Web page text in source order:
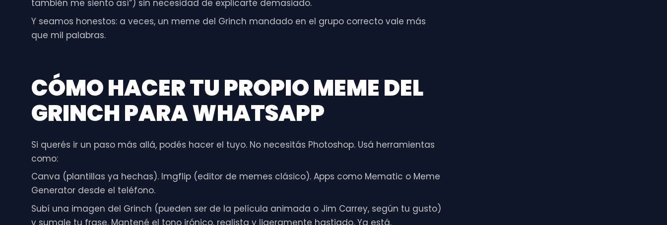
también me siento así”) sin necesidad de explicarte demasiado.
Y seamos honestos: a veces, un meme del Grinch mandado en el grupo correcto vale más
que mil palabras.
CÓMO HACER TU PROPIO MEME DEL
GRINCH PARA WHATSAPP
Si querés ir un paso más allá, podés hacer el tuyo. No necesitás Photoshop. Usá herramientas
como:
Canva (plantillas ya hechas). Imgflip (editor de memes clásico). Apps como Mematic o Meme
Generator desde el teléfono.
Subí una imagen del Grinch (pueden ser de la película animada o Jim Carrey, según tu gusto)
y sumale tu frase. Mantené el tono irónico, realista y ligeramente hastiado. Ya está.